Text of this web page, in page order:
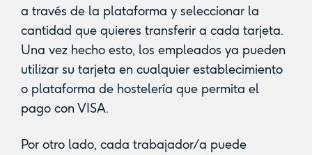
a través de la plataforma y seleccionar la
cantidad que quieres transferir a cada tarjeta.
Una vez hecho esto, los empleados ya pueden
utilizar su tarjeta en cualquier establecimiento
o plataforma de hostelería que permita el
pago con VISA.
Por otro lado, cada trabajador/a puede